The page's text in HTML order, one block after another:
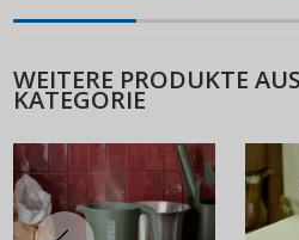
WEITERE PRODUKTE
KATEGORIE